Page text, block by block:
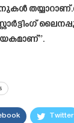
Twitter